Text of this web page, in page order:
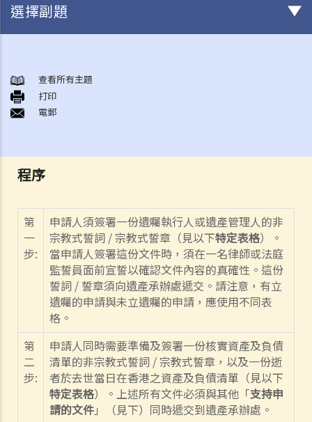
程序
第
一
步:
申請人須簽署一份遺囑執行人或遺產管理人的非
宗教式誓詞 / 宗教式誓章（見以下特定表格）。
當申請人簽署這份文件時，須在一名律師或法庭
監誓員面前宣誓以確認文件內容的真確性。這份
誓詞 / 誓章須向遺產承辦處遞交。請注意，有立
遺囑的申請與未立遺囑的申請，應使用不同表
格。
第
二
步:
申請人同時需要準備及簽署一份核實資產及負債
清單的非宗教式誓詞 / 宗教式誓章，以及一份逝
者於去世當日在香港之資產及負債清單（見以下
特定表格）。上述所有文件必須與其他「支持申
請的文件」（見下）同時遞交到遺產承辦處。
選擇副題
A. 火葬
B. 骨灰安置所（靈灰安置所）
C. 土葬
E. 骨灰撒海
F. 遺體／骨殖／骨灰出入香港
傷者本人
何謂「人身傷害」？
我受傷後，何時可提出申索？
如何就人身傷害提出申索？
人身傷害訴訟所涉的法律程序
1. 申索信（原告人）及建設性的答覆（被告人）
2. 傳訊令狀
3. 申索陳述書
4. 損害賠償陳述書
5. 抗辯書
6. 證明書（收費安排）
查看所有主題
打印
電郵